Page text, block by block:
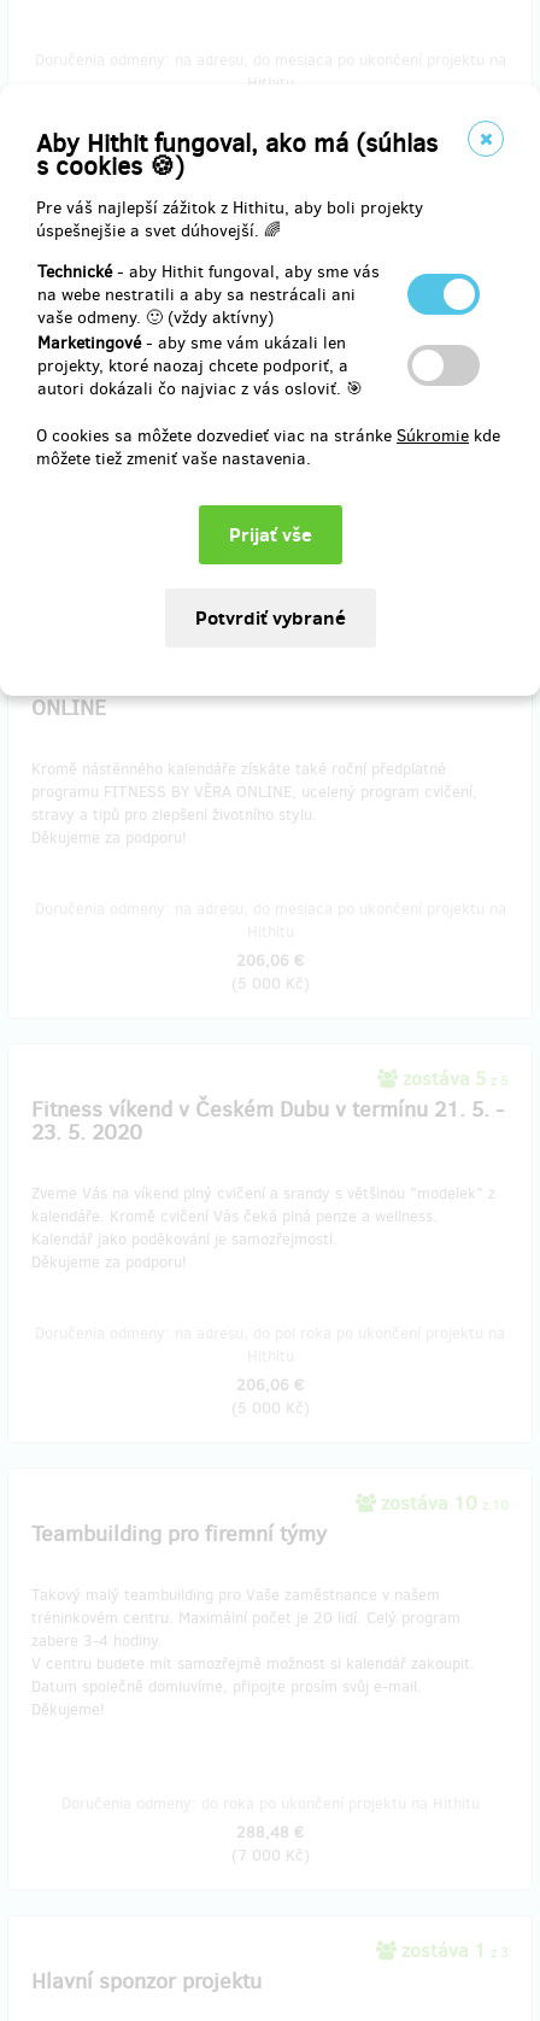
Aby Hithit fungoval, ako má (súhlas
s cookies 🍪)
Pre váš najlepší zážitok z Hithitu, aby boli projekty
úspešnejšie a svet dúhovejší. 🌈
Technické- aby Hithit fungoval, aby sme vás
na webe nestratili a aby sa nestrácali ani
vaše odmeny. 🙂 (vždy aktívny)
Marketingové- aby sme vám ukázali len
projekty, ktoré naozaj chcete podporiť, a
autori dokázali čo najviac z vás osloviť. 🎯
O cookies sa môžete dozvedieť viac na stránke Súkromie kde
môžete tiež zmeniť vaše nastavenia.
Hithitu
(647 Kč)
Kalendář s hodinou online tréninku
Kalendář Vám doručíme na Vaši adresu. Poděkujeme Vám a navíc
budete mít možnost si se mnou zacvičit. Pokud jste z Ústí nad
Labem, ráda Vás přivítám v našem centru osobně, až to bude
možné.
Hithitu
41,21 €
ONLINE
Kromě nástěnného kalendáře získáte také roční předplatné
programu FITNESS BY VĚRA ONLINE, ucelený program cvičení,
stravy a tipů pro zlepšení životního stylu.
Děkujeme za podporu!
206,06 €
(5 000 Kč)
zostáva 5 z 5
Fitness víkend v Českém Dubu v termínu 21. 5. -
23. 5. 2020
Zveme Vás na víkend plný cvičení a srandy s většinou "modelek" z
kalendáře. Kromě cvičení Vás čeká plná penze a wellness.
Kalendář jako poděkování je samozřejmostí.
Děkujeme za podporu!
206,06 €
(5 000 Kč)
zostáva 10 z 10
Teambuilding pro firemní týmy
Takový malý teambuilding pro Vaše zaměstnance v našem
tréninkovém centru. Maximální počet je 20 lidí. Celý program
zabere 3-4 hodiny.
V centru budete mít samozřejmě možnost si kalendář zakoupit.
Datum společně domluvíme, připojte prosím svůj e-mail.
Děkujeme!
288,48 €
(7 000 Kč)
zostáva 1 z 3
Hlavní sponzor projektu